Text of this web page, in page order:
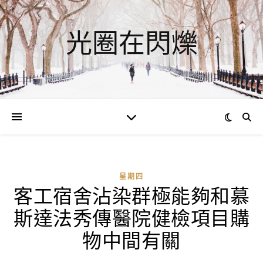
光圈在閃爍
星期四
客工宿舍沾染群極能夠和慕
斯達法秀傳醫院健檢項目購
物中間有關